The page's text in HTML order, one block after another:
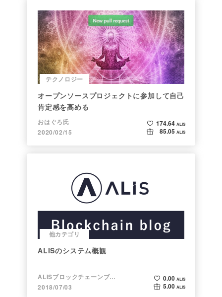
テクノロジー
オープンソースプロジェクトに参加して自己
肯定感を高める
おはぐろ氏
2020/02/15
174.64 ALIS
85.05 ALIS
他カテゴリ
ALISのシステム概観
ALISブロックチェーンブログ
2018/07/03
0.00 ALIS
5.00 ALIS